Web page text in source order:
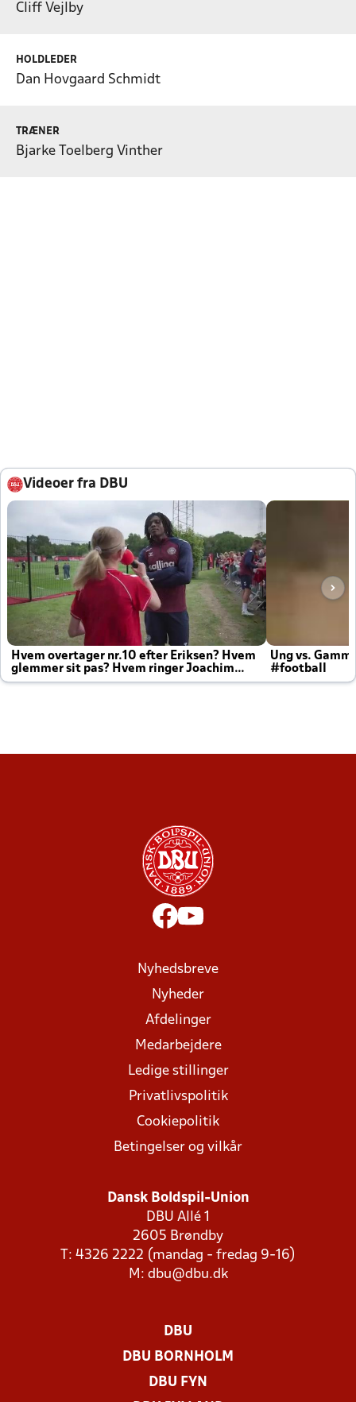
Cliff Vejlby
HOLDLEDER
Dan Hovgaard Schmidt
TRÆNER
Bjarke Toelberg Vinther
Videoer fra DBU
Hvem overtager nr.10 efter Eriksen? Hvem
glemmer sit pas? Hvem ringer Joachim
altid til efter kampe?
Ung vs.
#football
Nyhedsbreve
Nyheder
Afdelinger
Medarbejdere
Ledige stillinger
Privatlivspolitik
Cookiepolitik
Betingelser og vilkår
Dansk Boldspil-Union
DBU Allé 1
2605 Brøndby
T: 4326 2222 (mandag - fredag 9-16)
M: dbu@dbu.dk
DBU
DBU BORNHOLM
DBU FYN